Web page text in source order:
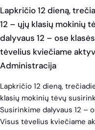
Lapkričio 12 dieną,
12 – ųjų klasių mokinių
dalyvaus 12 – ose
tėvelius kviečiame
Administracija
Lapkričio 12 dieną,
klasių mokinių tėvų
Susirinkime dalyvaus 12 –
Visus tėvelius kviečiame